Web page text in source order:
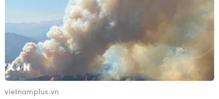
Lấy ý kiến dự án Luật Đất đai (sửa
đổi) để báo cáo Thủ tướng Chính phủ
21/07/2026 06:47
Xem thêm
vietnamplus.vn